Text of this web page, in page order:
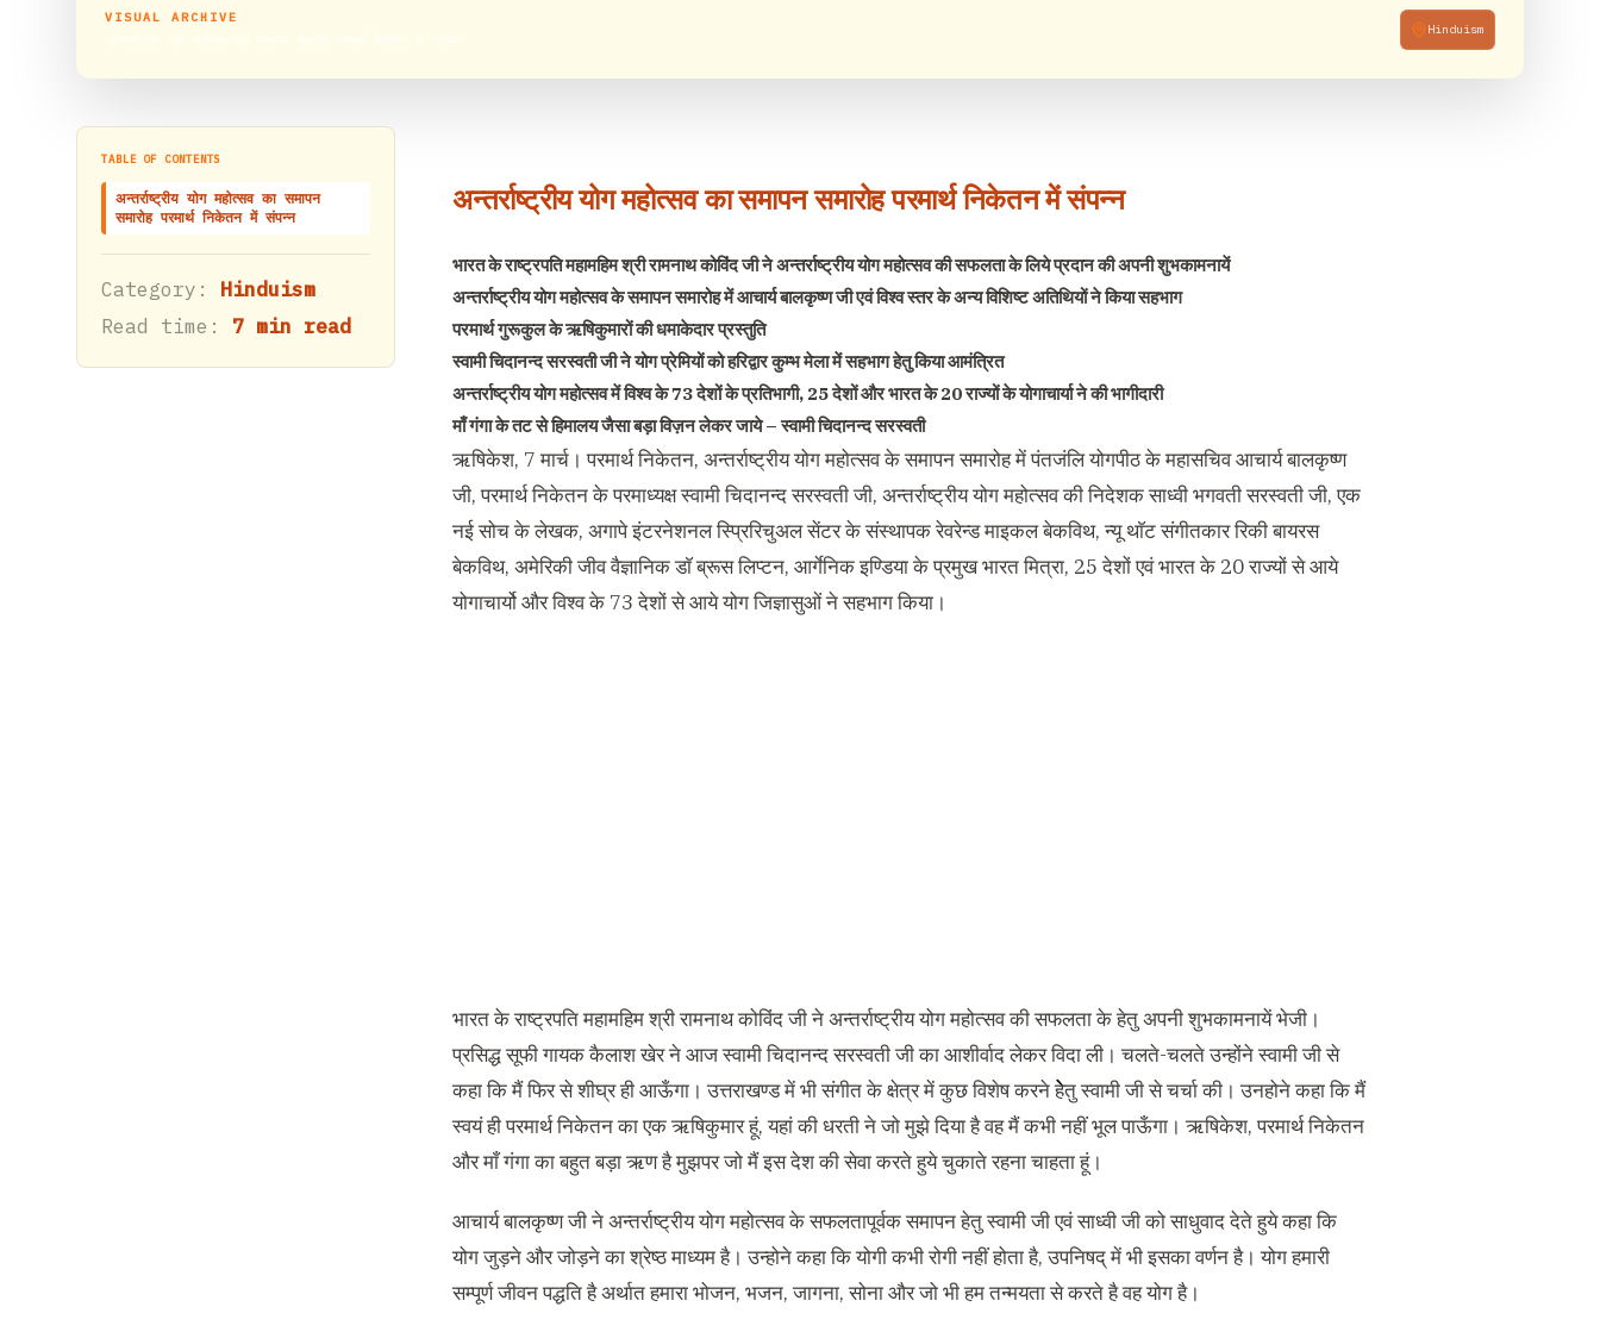
VISUAL ARCHIVE
Hinduism
TABLE OF CONTENTS
अन्तर्राष्ट्रीय योग महोत्सव का समापन
समारोह परमार्थ निकेतन में संपन्न
Category: Hinduism
Read time: 7 min read
अन्तर्राष्ट्रीय योग महोत्सव का समापन समारोह परमार्थ निकेतन में संपन्न
भारत के राष्ट्रपति महामहिम श्री रामनाथ कोविंद जी ने अन्तर्राष्ट्रीय योग महोत्सव की सफलता के लिये प्रदान की अपनी शुभकामनायें
अन्तर्राष्ट्रीय योग महोत्सव के समापन समारोह में आचार्य बालकृष्ण जी एवं विश्व स्तर के अन्य विशिष्ट अतिथियों ने किया सहभाग
परमार्थ गुरूकुल के ऋषिकुमारों की धमाकेदार प्रस्तुति
स्वामी चिदानन्द सरस्वती जी ने योग प्रेमियों को हरिद्वार कुम्भ मेला में सहभाग हेतु किया आमंत्रित
अन्तर्राष्ट्रीय योग महोत्सव में विश्व के 73 देशों के प्रतिभागी, 25 देशों और भारत के 20 राज्यों के योगाचार्या ने की भागीदारी
माँ गंगा के तट से हिमालय जैसा बड़ा विज़न लेकर जाये – स्वामी चिदानन्द सरस्वती
ऋषिकेश, 7 मार्च। परमार्थ निकेतन, अन्तर्राष्ट्रीय योग महोत्सव के समापन समारोह में पंतजंलि योगपीठ के महासचिव आचार्य बालकृष्ण
जी, परमार्थ निकेतन के परमाध्यक्ष स्वामी चिदानन्द सरस्वती जी, अन्तर्राष्ट्रीय योग महोत्सव की निदेशक साध्वी भगवती सरस्वती जी, एक
नई सोच के लेखक, अगापे इंटरनेशनल स्प्रिरिचुअल सेंटर के संस्थापक रेवरेन्ड माइकल बेकविथ, न्यू थाॅट संगीतकार रिकी बायरस
बेकविथ, अमेरिकी जीव वैज्ञानिक डाॅ ब्रूस लिप्टन, आर्गेनिक इण्डिया के प्रमुख भारत मित्रा, 25 देशों एवं भारत के 20 राज्यों से आये
योगाचार्यो और विश्व के 73 देशों से आये योग जिज्ञासुओं ने सहभाग किया।
भारत के राष्ट्रपति महामहिम श्री रामनाथ कोविंद जी ने अन्तर्राष्ट्रीय योग महोत्सव की सफलता के हेतु अपनी शुभकामनायें भेजी।
प्रसिद्ध सूफी गायक कैलाश खेर ने आज स्वामी चिदानन्द सरस्वती जी का आशीर्वाद लेकर विदा ली। चलते-चलते उन्होंने स्वामी जी से
कहा कि मैं फिर से शीघ्र ही आऊँगा। उत्तराखण्ड में भी संगीत के क्षेत्र में कुछ विशेष करने हेेेेतु स्वामी जी से चर्चा की। उनहोने कहा कि मैं
स्वयं ही परमार्थ निकेतन का एक ऋषिकुमार हूं, यहां की धरती ने जो मुझे दिया है वह मैं कभी नहीं भूल पाऊँगा। ऋषिकेश, परमार्थ निकेतन
और माँ गंगा का बहुत बड़ा ऋण है मुझपर जो मैं इस देश की सेवा करते हुये चुकाते रहना चाहता हूं।
आचार्य बालकृष्ण जी ने अन्तर्राष्ट्रीय योग महोत्सव के सफलतापूर्वक समापन हेतु स्वामी जी एवं साध्वी जी को साधुवाद देते हुये कहा कि
योग जुड़ने और जोड़ने का श्रेष्ठ माध्यम है। उन्होने कहा कि योगी कभी रोगी नहीं होता है, उपनिषद् में भी इसका वर्णन है। योग हमारी
सम्पूर्ण जीवन पद्धति है अर्थात हमारा भोजन, भजन, जागना, सोना और जो भी हम तन्मयता से करते है वह योग है।